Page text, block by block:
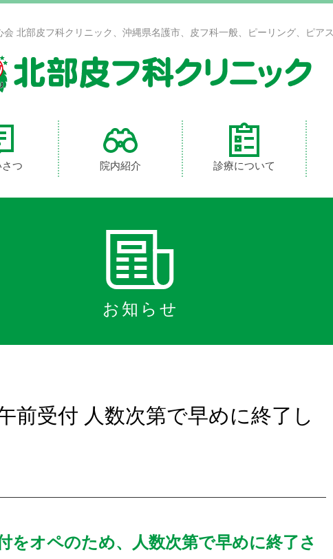
会 北部皮フ科クリニック、沖縄県名護市、皮フ科一般、ピーリング、ピアス
さつ 院内紹介 診療について
お知らせ
前受付 人数次第で早めに終了し
をオペのため、人数次第で早めに終了さ